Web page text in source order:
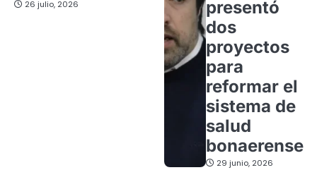
26 julio, 2026
presentó
dos
proyectos
para
reformar el
sistema de
salud
bonaerense
29 junio, 2026